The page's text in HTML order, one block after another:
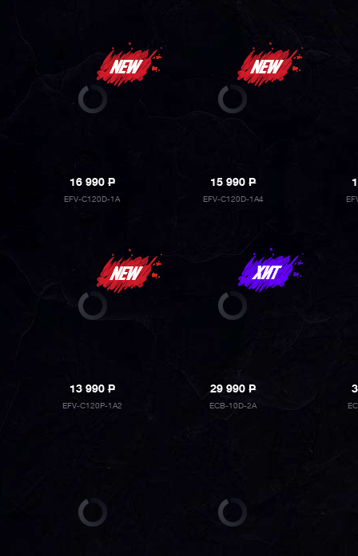
16 990P
EFV-C120D-1A
15 990P
EFV-C120D-1A4
13 990P
EFV-C120P-1A2
29 990P
ECB-10D-2A